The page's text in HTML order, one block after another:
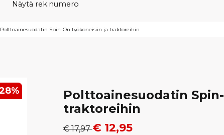
Näytä rek.numero
Polttoainesuodatin Spin-On työkoneisiin ja traktoreihin
%
Polttoainesuodatin
traktoreihin
€ 17,97€ 12,95